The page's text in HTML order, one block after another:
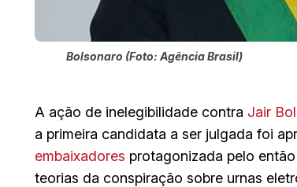
Bolsonaro (Foto: Agência Brasil)
A ação de inelegibilidade contra Jair
a primeira candidata a ser julgada foi
embaixadores protagonizada pelo
teorias da conspiração sobre urnas